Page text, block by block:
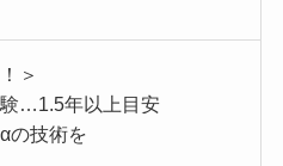
＞
験…1.5年以上目安
の技術を